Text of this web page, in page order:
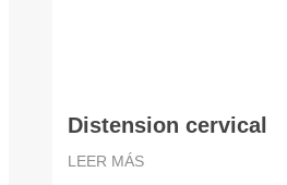
Distension cervical
LEER MÁS